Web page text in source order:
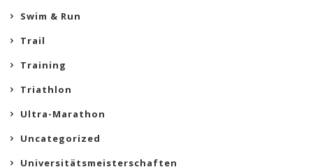
Swim & Run
Trail
Training
Triathlon
Ultra-Marathon
Uncategorized
Universitätsmeisterschaften